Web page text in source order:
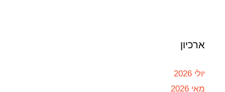
ארכיון
יולי 2026
מאי 2026